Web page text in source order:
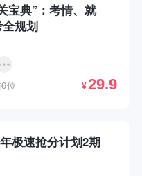
宝典”：考情、就
规划
位 ¥29.9
极速抢分计划2期